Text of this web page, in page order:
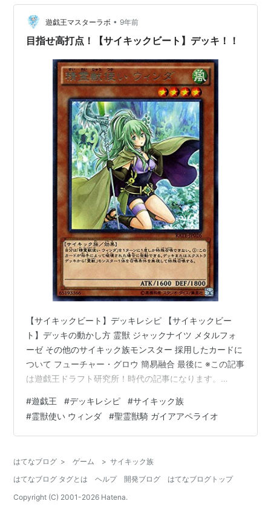
て ①：《魔救の奇跡−ドラガイト》 コラム：新規カード
で【P.U…遊戯王マスターラボ • 9年前
目指せ高打点！【サイキックビート】デッキ！！
【サイキックビート】デッキレシピ 【サイキックビー
ト】デッキの動かし方 霊獣 ジャックナイツ メタルフォ
ーゼ その他のサイキック族モンスター 採用したカードに
ついて フューチャー・グロウ 簡易融合 最後に ※この記事
は遊戯王ドラフト研究所！時代の記事になります。
は、【サイキックビート】デッキを紹介したいと思いま
す。 原点回帰で「精霊獣使い ウィンダ」と「精霊獣騎
ガイアアペライオ」、「フューチャー・グロウ」の3枚を
た。 では、まずはデッキレシピを紹介したいと思いま
す。 【サイキックビート…
#遊戯王 #デッキレシピ #サイキック族
#霊獣使い ウィンダ #聖霊獣騎 ガイアアペライオ
はてなブログ > ゲーム > サイキック族
はてなブログ タグとは
ヘルプ 開発ブログ
はてなブログトップ
Copyright (C) 2001-2026 Hatena.